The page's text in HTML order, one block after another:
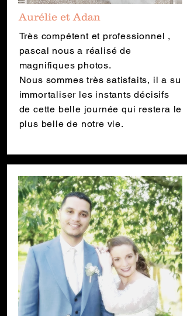
Aurélie et Adan
Très compétent et professionnel ,
pascal nous a réalisé de
magnifiques photos.
Nous sommes très satisfaits, il a su
immortaliser les instants décisifs
de cette belle journée qui restera le
plus belle de notre vie.